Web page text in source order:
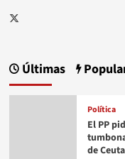
Twitter
Últimas
Política
El PP
de Ceuta